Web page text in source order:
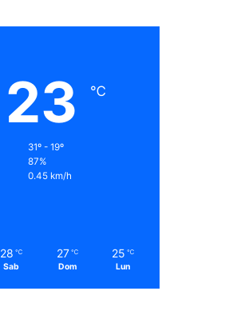
23 ℃
31º - 19º
87%
0.45 km/h
28 ℃
Sab
27 ℃
Dom
25 ℃
Lun